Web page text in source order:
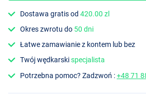
Dostawa gratis od420.00 zl
Okres zwrotu do 50 dni
Łatwe zamawianie z kontem lub bez
Twój wędkarskispecjalista
Potrzebna pomoc? Zadzwoń :+48 71